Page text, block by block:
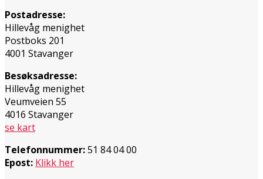
Postadresse:
Hillevåg menighet
Postboks 201
4001 Stavanger
Besøksadresse:
Hillevåg menighet
Veumveien 55
4016 Stavanger
se kart
Telefonnummer:51 84 04 00
Epost: Klikk her